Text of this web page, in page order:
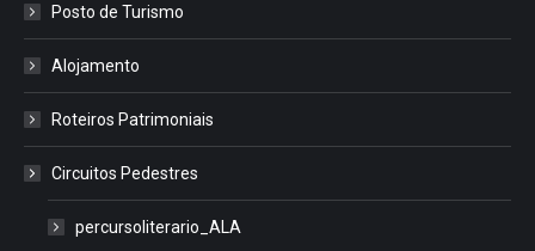
Posto de Turismo
Alojamento
Roteiros Patrimoniais
Circuitos Pedestres
percursoliterario_ALA